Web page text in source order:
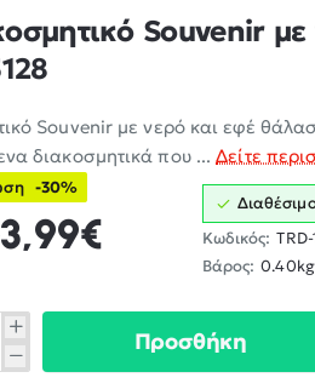
Souvenir
Souvenir με νερό και εφέ
διακοσμητικά που ...Δείτε
-30%
3,99€
Κωδικός:
Βάρος: 0.40kg
Προσθήκη